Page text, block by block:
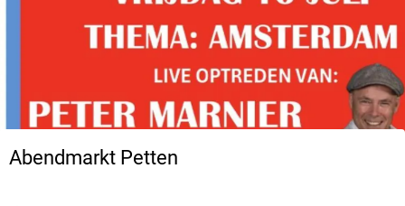
Abendmarkt Petten